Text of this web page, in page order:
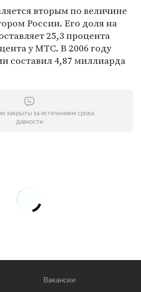
вторым по величине
России. Его доля на
25,3 процента
у МТС. В 2006 году
составил 4,87 миллиарда
закрыты за истечением срока
давности
Вакансии